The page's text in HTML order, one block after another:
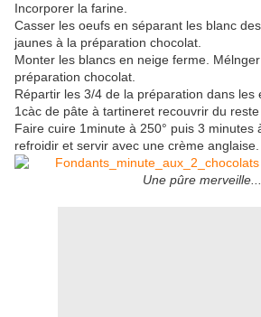
Incorporer la farine.
Casser les oeufs en séparant les blanc
jaunes à la préparation chocolat.
Monter les blancs en neige ferme.
préparation chocolat.
Répartir les 3/4 de la préparation dans les
1càc de pâte à tartineret recouvrir du reste
Faire cuire 1minute à 250° puis 3 minutes
refroidir et servir avec une crème anglaise.
Une pûre merveille...